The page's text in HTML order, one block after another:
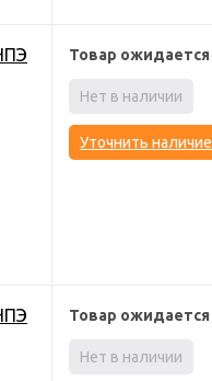
Товар ожидается
Нет в наличии
Уточнить наличие
Товар ожидается
Нет в наличии